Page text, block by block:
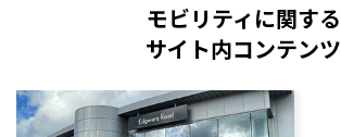
モビリティに関する
サイト内コンテンツ